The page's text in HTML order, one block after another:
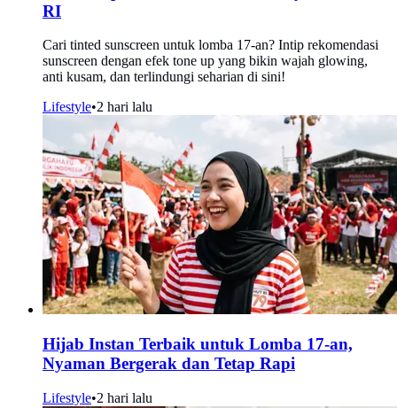
RI
Cari tinted sunscreen untuk lomba 17-an? Intip rekomendasi
sunscreen dengan efek tone up yang bikin wajah glowing,
anti kusam, dan terlindungi seharian di sini!
Lifestyle•2 hari lalu
Hijab Instan Terbaik untuk Lomba 17-an,
Nyaman Bergerak dan Tetap Rapi
Lifestyle•2 hari lalu